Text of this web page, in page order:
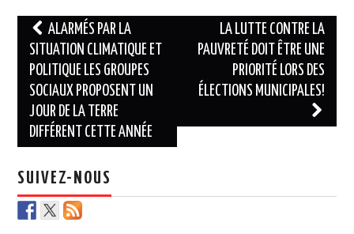
Navigation
des
articles
ALARMÉS PAR LA
SITUATION CLIMATIQUE ET
POLITIQUE LES GROUPES
SOCIAUX PROPOSENT UN
JOUR DE LA TERRE
DIFFÉRENT CETTE ANNÉE
LA LUTTE CONTRE LA
PAUVRETÉ DOIT ÊTRE UNE
PRIORITÉ LORS DES
ÉLECTIONS MUNICIPALES!
SUIVEZ-NOUS